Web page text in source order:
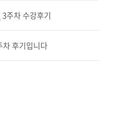
주차 수강후기
차 후기입니다